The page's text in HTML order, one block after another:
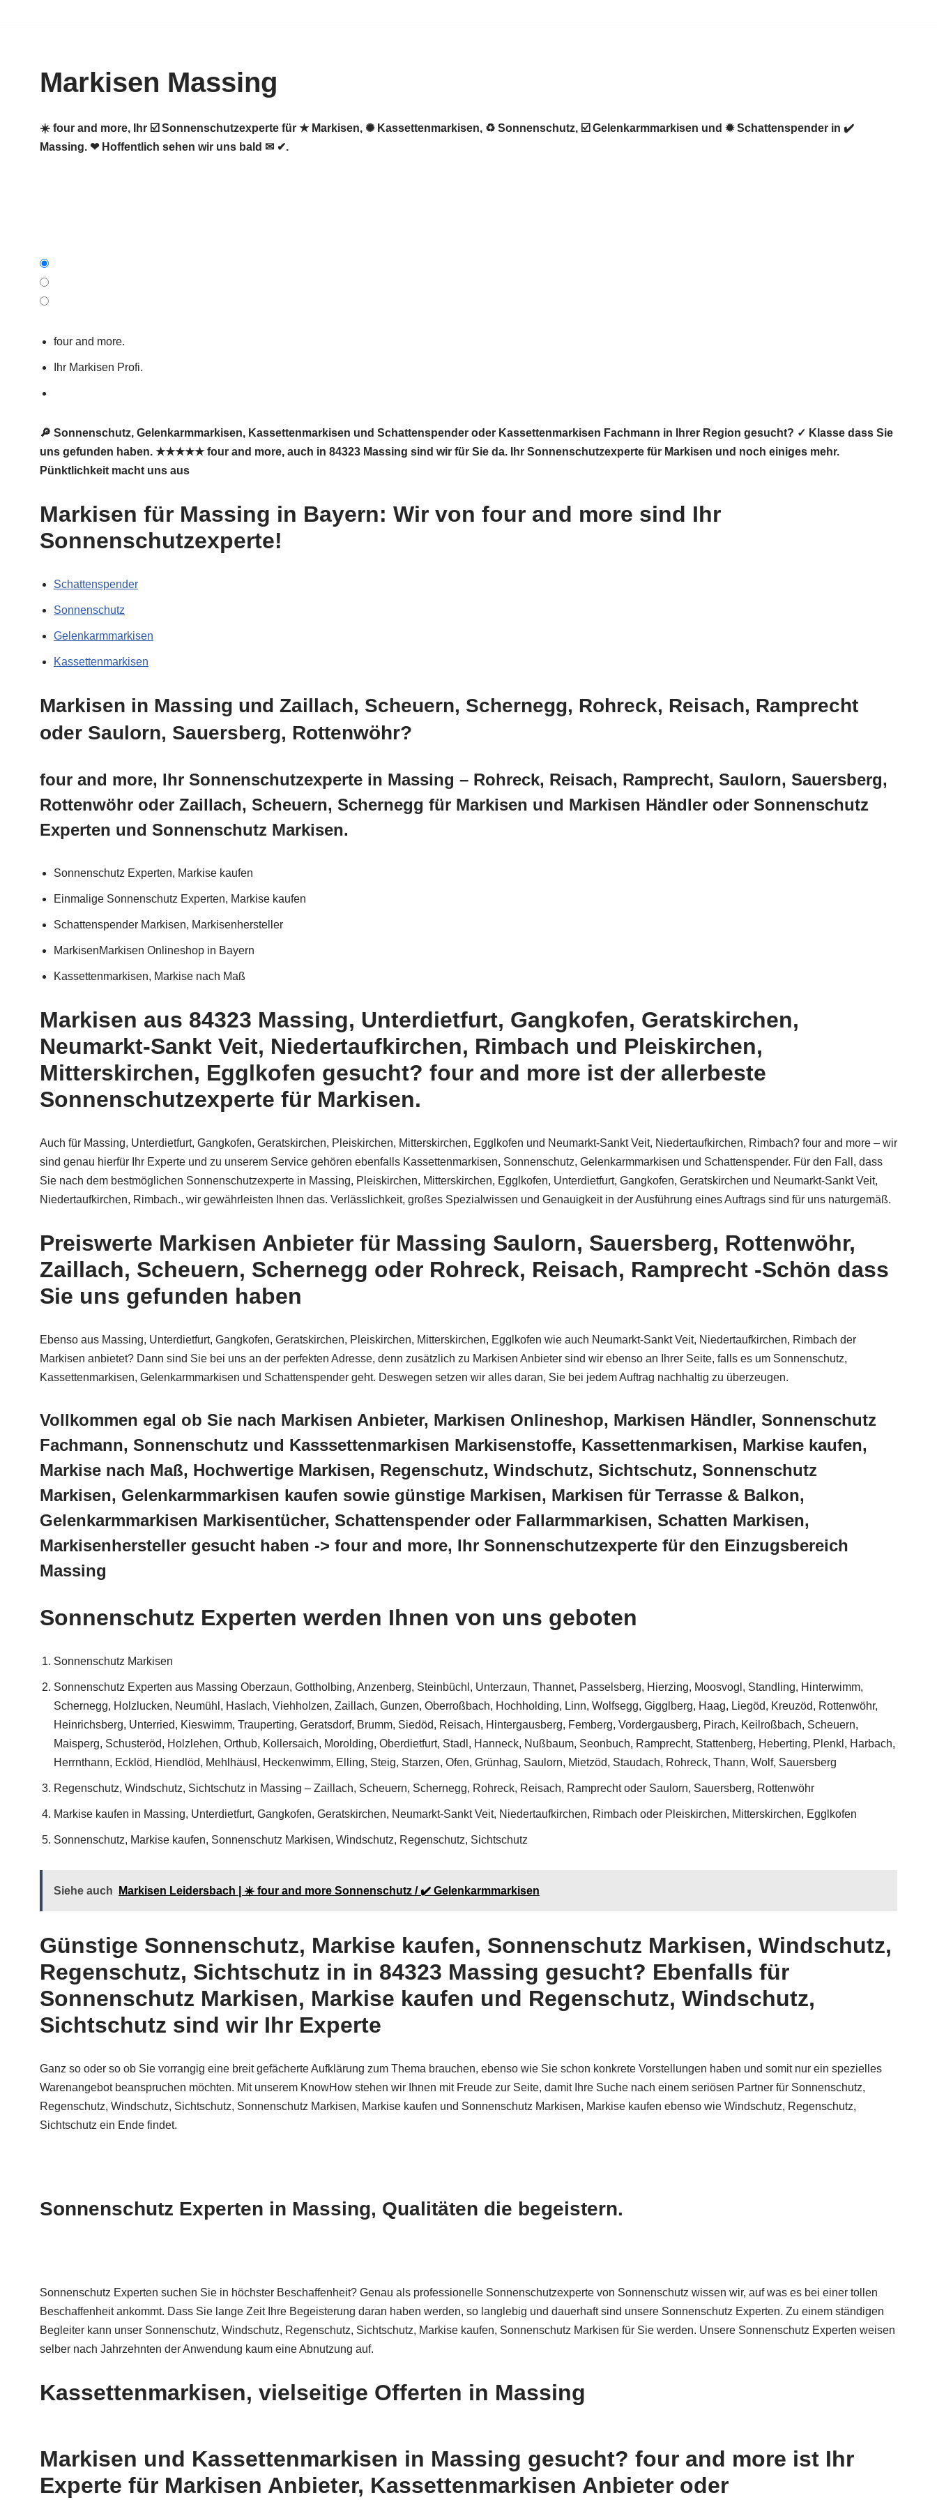
springenMarkisen Massing
☀️ four and more, Ihr ☑️ Sonnenschutzexperte für ★ Markisen, ✺ Kassettenmarkisen, ♻ Sonnenschutz, ☑️ Gelenkarmmarkisen und ✹ Schattenspender in ✔️
Massing. ❤ Hoffentlich sehen wir uns bald ✉ ✔.
four and more.
Ihr Markisen Profi.
🔎 Sonnenschutz, Gelenkarmmarkisen, Kassettenmarkisen und Schattenspender oder Kassettenmarkisen Fachmann in Ihrer Region gesucht? ✓ Klasse dass Sie
uns gefunden haben. ★★★★★ four and more, auch in 84323 Massing sind wir für Sie da. Ihr Sonnenschutzexperte für Markisen und noch einiges mehr.
Pünktlichkeit macht uns aus
Markisen für Massing in Bayern: Wir von four and more sind Ihr
Sonnenschutzexperte!
Schattenspender
Sonnenschutz
Gelenkarmmarkisen
Kassettenmarkisen
Markisen in Massing und Zaillach, Scheuern, Schernegg, Rohreck, Reisach, Ramprecht
oder Saulorn, Sauersberg, Rottenwöhr?
four and more, Ihr Sonnenschutzexperte in Massing – Rohreck, Reisach, Ramprecht, Saulorn, Sauersberg,
Rottenwöhr oder Zaillach, Scheuern, Schernegg für Markisen und Markisen Händler oder Sonnenschutz
Experten und Sonnenschutz Markisen.
Sonnenschutz Experten, Markise kaufen
Einmalige Sonnenschutz Experten, Markise kaufen
Schattenspender Markisen, Markisenhersteller
MarkisenMarkisen Onlineshop in Bayern
Kassettenmarkisen, Markise nach Maß
Markisen aus 84323 Massing, Unterdietfurt, Gangkofen, Geratskirchen,
Neumarkt-Sankt Veit, Niedertaufkirchen, Rimbach und Pleiskirchen,
Mitterskirchen, Egglkofen gesucht? four and more ist der allerbeste
Sonnenschutzexperte für Markisen.
Auch für Massing, Unterdietfurt, Gangkofen, Geratskirchen, Pleiskirchen, Mitterskirchen, Egglkofen und Neumarkt-Sankt Veit, Niedertaufkirchen, Rimbach? four and more – wir
sind genau hierfür Ihr Experte und zu unserem Service gehören ebenfalls Kassettenmarkisen, Sonnenschutz, Gelenkarmmarkisen und Schattenspender. Für den Fall, dass
Sie nach dem bestmöglichen Sonnenschutzexperte in Massing, Pleiskirchen, Mitterskirchen, Egglkofen, Unterdietfurt, Gangkofen, Geratskirchen und Neumarkt-Sankt Veit,
Niedertaufkirchen, Rimbach., wir gewährleisten Ihnen das. Verlässlichkeit, großes Spezialwissen und Genauigkeit in der Ausführung eines Auftrags sind für uns naturgemäß.
Preiswerte Markisen Anbieter für Massing Saulorn, Sauersberg, Rottenwöhr,
Zaillach, Scheuern, Schernegg oder Rohreck, Reisach, Ramprecht -Schön dass
Sie uns gefunden haben
Ebenso aus Massing, Unterdietfurt, Gangkofen, Geratskirchen, Pleiskirchen, Mitterskirchen, Egglkofen wie auch Neumarkt-Sankt Veit, Niedertaufkirchen, Rimbach der
Markisen anbietet? Dann sind Sie bei uns an der perfekten Adresse, denn zusätzlich zu Markisen Anbieter sind wir ebenso an Ihrer Seite, falls es um Sonnenschutz,
Kassettenmarkisen, Gelenkarmmarkisen und Schattenspender geht. Deswegen setzen wir alles daran, Sie bei jedem Auftrag nachhaltig zu überzeugen.
Vollkommen egal ob Sie nach Markisen Anbieter, Markisen Onlineshop, Markisen Händler, Sonnenschutz
Fachmann, Sonnenschutz und Kasssettenmarkisen Markisenstoffe, Kassettenmarkisen, Markise kaufen,
Markise nach Maß, Hochwertige Markisen, Regenschutz, Windschutz, Sichtschutz, Sonnenschutz
Markisen, Gelenkarmmarkisen kaufen sowie günstige Markisen, Markisen für Terrasse & Balkon,
Gelenkarmmarkisen Markisentücher, Schattenspender oder Fallarmmarkisen, Schatten Markisen,
Markisenhersteller gesucht haben -> four and more, Ihr Sonnenschutzexperte für den Einzugsbereich
Massing
Sonnenschutz Experten werden Ihnen von uns geboten
Sonnenschutz Markisen
Sonnenschutz Experten aus Massing Oberzaun, Gottholbing, Anzenberg, Steinbüchl, Unterzaun, Thannet, Passelsberg, Hierzing, Moosvogl, Standling, Hinterwimm,
Schernegg, Holzlucken, Neumühl, Haslach, Viehholzen, Zaillach, Gunzen, Oberroßbach, Hochholding, Linn, Wolfsegg, Gigglberg, Haag, Liegöd, Kreuzöd, Rottenwöhr,
Heinrichsberg, Unterried, Kieswimm, Trauperting, Geratsdorf, Brumm, Siedöd, Reisach, Hintergausberg, Femberg, Vordergausberg, Pirach, Keilroßbach, Scheuern,
Maisperg, Schusteröd, Holzlehen, Orthub, Kollersaich, Morolding, Oberdietfurt, Stadl, Hanneck, Nußbaum, Seonbuch, Ramprecht, Stattenberg, Heberting, Plenkl, Harbach,
Herrnthann, Ecklöd, Hiendlöd, Mehlhäusl, Heckenwimm, Elling, Steig, Starzen, Ofen, Grünhag, Saulorn, Mietzöd, Staudach, Rohreck, Thann, Wolf, Sauersberg
Regenschutz, Windschutz, Sichtschutz in Massing – Zaillach, Scheuern, Schernegg, Rohreck, Reisach, Ramprecht oder Saulorn, Sauersberg, Rottenwöhr
Markise kaufen in Massing, Unterdietfurt, Gangkofen, Geratskirchen, Neumarkt-Sankt Veit, Niedertaufkirchen, Rimbach oder Pleiskirchen, Mitterskirchen, Egglkofen
Sonnenschutz, Markise kaufen, Sonnenschutz Markisen, Windschutz, Regenschutz, Sichtschutz
Siehe auch Markisen Leidersbach | ☀️ four and more Sonnenschutz / ✔️ Gelenkarmmarkisen
Günstige Sonnenschutz, Markise kaufen, Sonnenschutz Markisen, Windschutz,
Regenschutz, Sichtschutz in in 84323 Massing gesucht? Ebenfalls für
Sonnenschutz Markisen, Markise kaufen und Regenschutz, Windschutz,
Sichtschutz sind wir Ihr Experte
Ganz so oder so ob Sie vorrangig eine breit gefächerte Aufklärung zum Thema brauchen, ebenso wie Sie schon konkrete Vorstellungen haben und somit nur ein spezielles
Warenangebot beanspruchen möchten. Mit unserem KnowHow stehen wir Ihnen mit Freude zur Seite, damit Ihre Suche nach einem seriösen Partner für Sonnenschutz,
Regenschutz, Windschutz, Sichtschutz, Sonnenschutz Markisen, Markise kaufen und Sonnenschutz Markisen, Markise kaufen ebenso wie Windschutz, Regenschutz,
Sichtschutz ein Ende findet.
Sonnenschutz Experten in Massing, Qualitäten die begeistern.
Sonnenschutz Experten suchen Sie in höchster Beschaffenheit? Genau als professionelle Sonnenschutzexperte von Sonnenschutz wissen wir, auf was es bei einer tollen
Beschaffenheit ankommt. Dass Sie lange Zeit Ihre Begeisterung daran haben werden, so langlebig und dauerhaft sind unsere Sonnenschutz Experten. Zu einem ständigen
Begleiter kann unser Sonnenschutz, Windschutz, Regenschutz, Sichtschutz, Markise kaufen, Sonnenschutz Markisen für Sie werden. Unsere Sonnenschutz Experten weisen
selber nach Jahrzehnten der Anwendung kaum eine Abnutzung auf.
Kassettenmarkisen, vielseitige Offerten in Massing
Markisen und Kassettenmarkisen in Massing gesucht? four and more ist Ihr
Experte für Markisen Anbieter, Kassettenmarkisen Anbieter oder